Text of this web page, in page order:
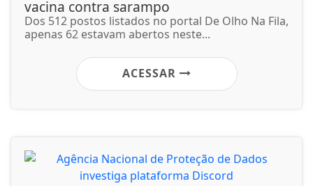
vacina contra sarampo
Dos 512 postos listados no portal De Olho Na Fila,
apenas 62 estavam abertos neste...
ACESSAR